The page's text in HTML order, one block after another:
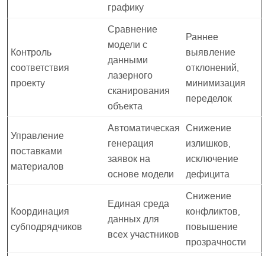
графику
Контроль
соответствия
проекту
Сравнение
модели с
данными
лазерного
сканирования
объекта
Раннее
выявление
отклонений,
минимизация
переделок
Управление
поставками
материалов
Автоматическая
генерация
заявок на
основе модели
Снижение
излишков,
исключение
дефицита
Координация
субподрядчиков
Единая среда
данных для
всех участников
Снижение
конфликтов,
повышение
прозрачности